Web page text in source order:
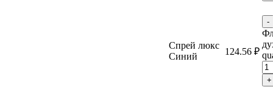
Спрей люкс
Синий
124.56 ₽
-
+